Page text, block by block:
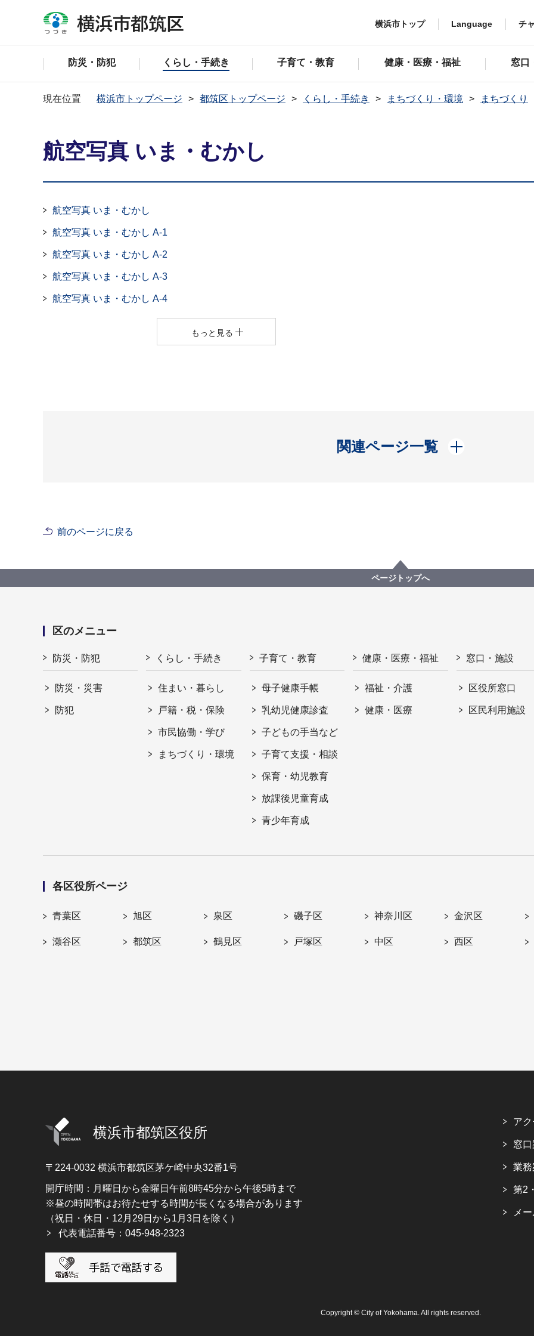
横浜市トップ Language チ
防災・防犯 くらし・手続き 子育て・教育 健康・医療・福祉 窓口
現在位置 横浜市トップページ 都筑区トップページ くらし・手続き まちづくり・環境 まちづくり
航空写真 いま・むかし
航空写真 いま・むかし
航空写真 いま・むかし A-1
航空写真 いま・むかし A-2
航空写真 いま・むかし A-3
航空写真 いま・むかし A-4
もっと見る
関連ページ一覧
開く
前のページに戻る
ページトップへ
区のメニュー
防災・防犯
防災・災害
防犯
くらし・手続き
住まい・暮らし
戸籍・税・保険
市民協働・学び
まちづくり・環境
子育て・教育
母子健康手帳
乳幼児健康診査
子どもの手当など
子育て支援・相談
保育・幼児教育
放課後児童育成
青少年育成
健康・医療・福祉
福祉・介護
健康・医療
窓口・施設
区役所窓口
区民利用施設
各区役所ページ
青葉区 旭区 泉区 磯子区 神奈川区 金沢区
瀬谷区 都筑区 鶴見区 戸塚区 中区 西区
横浜市都筑区役所
〒224-0032 横浜市都筑区茅ケ崎中央32番1号
開庁時間：月曜日から金曜日午前8時45分から午後5時まで
※昼の時間帯はお待たせする時間が長くなる場合があります
（祝日・休日・12月29日から1月3日を除く）
代表電話番号：045-948-2323
ア
窓
業
第2
メ
Copyright © City of Yokohama. All rights reserved.